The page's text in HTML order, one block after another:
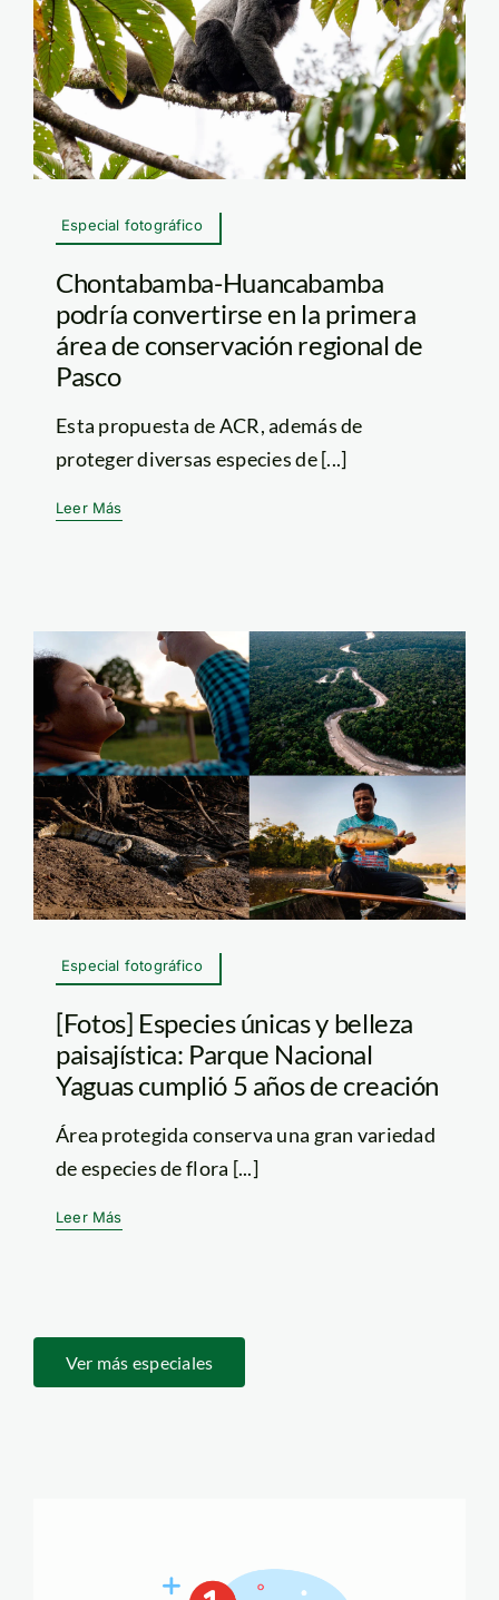
Especial fotográfico
Chontabamba-Huancabamba
podría convertirse en la primera
área de conservación regional de
Pasco
Esta propuesta de ACR, además de
proteger diversas especies de [...]
Leer Más
Especial fotográfico
[Fotos] Especies únicas y belleza
paisajística: Parque Nacional
Yaguas cumplió 5 años de creación
Área protegida conserva una gran variedad
de especies de flora [...]
Leer Más
Ver más especiales